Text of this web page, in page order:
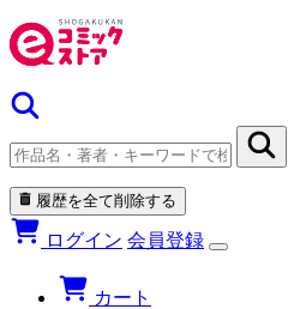
履歴を全て削除する
ログイン 会員登録
カート